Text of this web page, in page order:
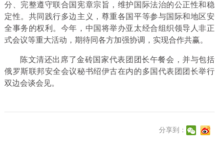
分、完整遵守联合国宪章宗旨，维护国际法治的公正性和稳
定性。共同践行多边主义，尊重各国平等参与国际和地区安
全事务的权利。今年，中国将举办亚太经合组织领导人非正
式会议等重大活动，期待同各方加强协调，实现合作共赢。
陈文清还出席了金砖国家代表团团长午餐会，并与包括
俄罗斯联邦安全会议秘书绍伊古在内的多国代表团团长举行
双边会谈会见。
分享到：